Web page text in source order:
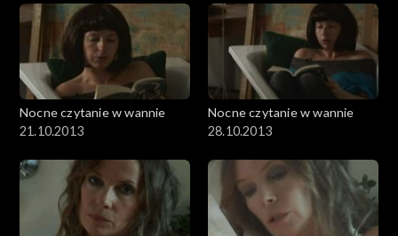
Nocne czytanie w wannie
21.10.2013
Nocne czytanie w wannie
28.10.2013